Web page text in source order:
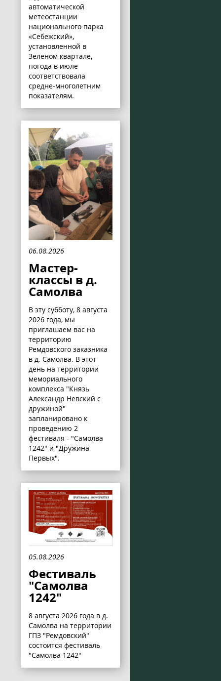
автоматической
метеостанции
национального парка
«Себежский»,
установленной в
Зеленом квартале,
погода в июле
соответствовала
средне-многолетним
показателям.
06.08.2026
Мастер-
классы в д.
Самолва
В эту субботу, 8 августа
2026 года, мы
приглашаем вас на
территорию
Ремдовского заказника
в д. Самолва. В этот
день на территории
мемориального
комплекса "Князь
Александр Невский с
дружиной"
запланировано к
проведению 2
фестиваля - "Самолва
1242" и "Дружина
Первых".
05.08.2026
Фестиваль
"Самолва
1242"
8 августа 2026 года в д.
Самолва на территории
ГПЗ "Ремдовский"
состоится фестиваль
"Самолва 1242"